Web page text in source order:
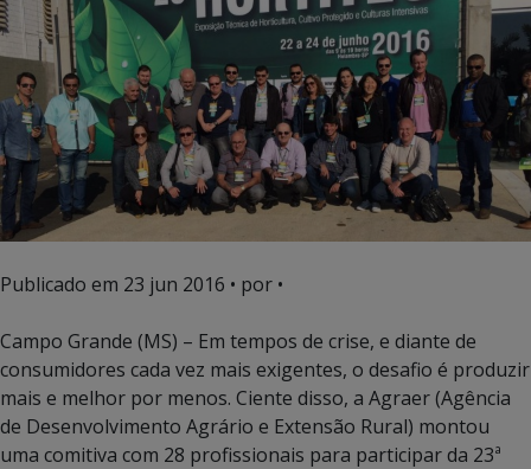
Publicado em 23 jun 2016 • por •
Campo Grande (MS) – Em tempos de crise, e diante de
consumidores cada vez mais exigentes, o desafio é produzir
mais e melhor por menos. Ciente disso, a Agraer (Agência
de Desenvolvimento Agrário e Extensão Rural) montou
uma comitiva com 28 profissionais para participar da 23ª